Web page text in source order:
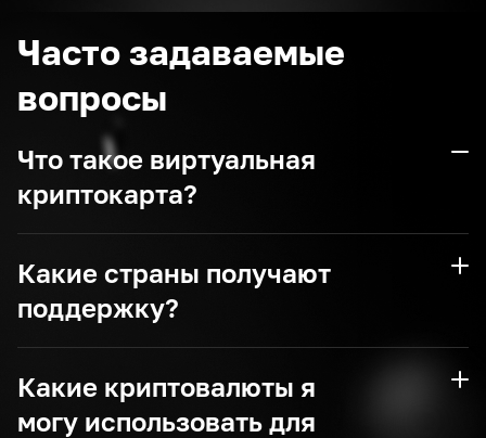
Часто задаваемые
вопросы
Что такое виртуальная
криптокарта?
Какие страны получают
поддержку?
Какие криптовалюты я
могу использовать для